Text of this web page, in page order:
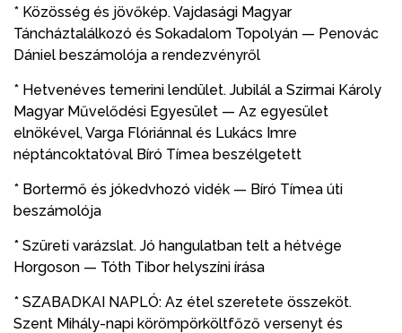
* Közösség és jövőkép. Vajdasági Magyar
Táncháztalálkozó és Sokadalom Topolyán — Penovác
Dániel beszámolója a rendezvényről
* Hetvenéves temerini lendület. Jubilál a Szirmai Károly
Magyar Művelődési Egyesület — Az egyesület
elnökével, Varga Flóriánnal és Lukács Imre
néptáncoktatóval Bíró Tímea beszélgetett
* Bortermő és jókedvhozó vidék — Bíró Tímea úti
beszámolója
* Szüreti varázslat. Jó hangulatban telt a hétvége
Horgoson — Tóth Tibor helyszíni írása
* SZABADKAI NAPLÓ: Az étel szeretete összeköt.
Szent Mihály-napi körömpörköltfőző versenyt és